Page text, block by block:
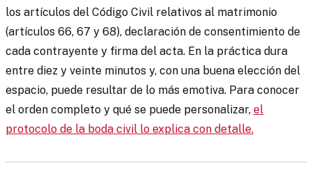
los artículos del Código Civil relativos al matrimonio
(artículos 66, 67 y 68), declaración de consentimiento de
cada contrayente y firma del acta. En la práctica dura
entre diez y veinte minutos y, con una buena elección del
espacio, puede resultar de lo más emotiva. Para conocer
el orden completo y qué se puede personalizar, el
protocolo de la boda civil lo explica con detalle.